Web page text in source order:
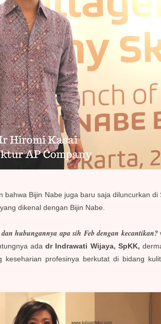
Bijin Nabe juga baru saja diluncurkan
dikenal dengan Bijin Nabe.
hubungannya apa sih Feb dengan kecantikan?
adadr Indrawati Wijaya, SpKK,
profesinya berkutat di bidang